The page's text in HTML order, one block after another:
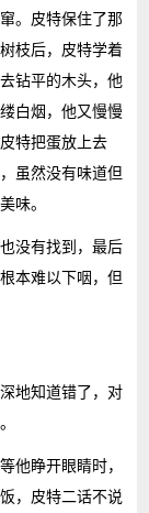
。皮特保住了那
枝后，皮特学着
钻平的木头，他
白烟，他又慢慢
特把蛋放上去
虽然没有味道但
味。
没有找到，最后
本难以下咽，但
地知道错了，对
他睁开眼睛时，
，皮特二话不说